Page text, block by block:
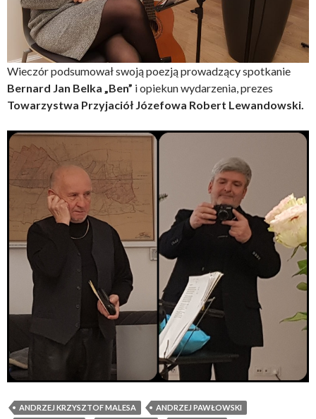
Wieczór podsumował swoją poezją prowadzący spotkanie
Bernard Jan Belka „Ben” i opiekun wydarzenia, prezes
Towarzystwa Przyjaciół Józefowa Robert Lewandowski.
ANDRZEJ KRZYSZTOF MALESA
ANDRZEJ PAWŁOWSKI